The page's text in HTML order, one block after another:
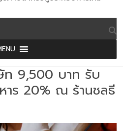
ท 9,500 บาท รับ
าร 20% ณ ร้านชลธี